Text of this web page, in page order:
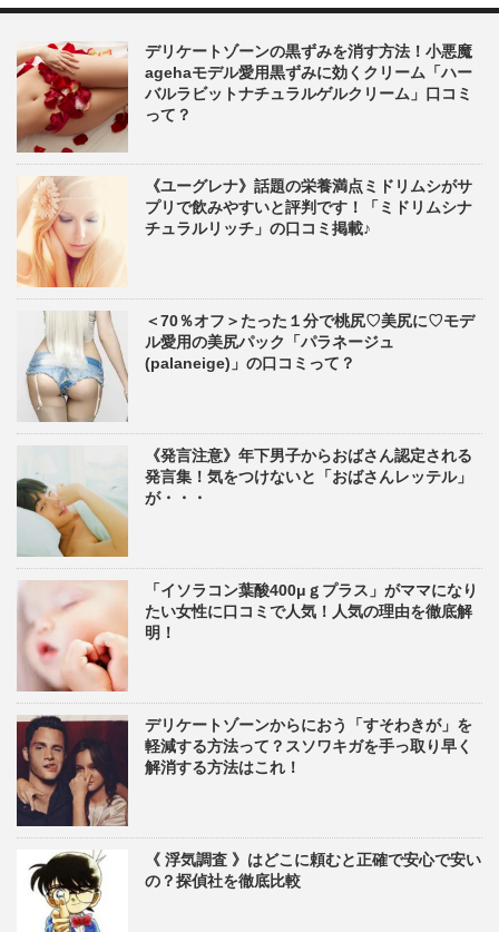
デリケートゾーンの黒ずみを消す方法！小悪魔
agehaモデル愛用黒ずみに効くクリーム「ハー
バルラビットナチュラルゲルクリーム」口コミ
って？
《ユーグレナ》話題の栄養満点ミドリムシがサ
プリで飲みやすいと評判です！「ミドリムシナ
チュラルリッチ」の口コミ掲載♪
＜70％オフ＞たった１分で桃尻♡美尻に♡モデ
ル愛用の美尻パック「パラネージュ
(palaneige)」の口コミって？
《発言注意》年下男子からおばさん認定される
発言集！気をつけないと「おばさんレッテル」
が・・・
「イソラコン葉酸400μｇプラス」がママになり
たい女性に口コミで人気！人気の理由を徹底解
明！
デリケートゾーンからにおう「すそわきが」を
軽減する方法って？スソワキガを手っ取り早く
解消する方法はこれ！
《 浮気調査 》はどこに頼むと正確で安心で安い
の？探偵社を徹底比較